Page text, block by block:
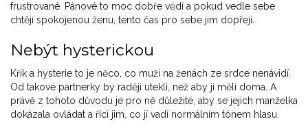
frustrované. Pánové to moc dobře vědí a pokud vedle sebe
chtějí spokojenou ženu, tento čas pro sebe jim dopřejí.
Nebýt hysterickou
Křik a hysterie to je něco, co muži na ženách ze srdce nenávidí.
Od takové partnerky by raději utekli, než aby ji měli doma. A
právě z tohoto důvodu je pro ně důležité, aby se jejich manželka
dokázala ovládat a říci jim, co jí vadí normálním tónem hlasu.